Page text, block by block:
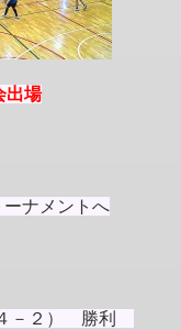
出場
ナメントへ
－２） 勝利